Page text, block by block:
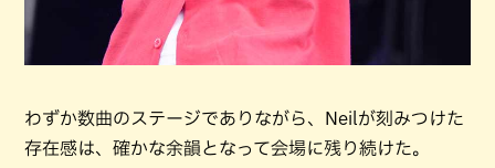
わずか数曲のステージでありながら、Neilが刻みつけた
存在感は、確かな余韻となって会場に残り続けた。